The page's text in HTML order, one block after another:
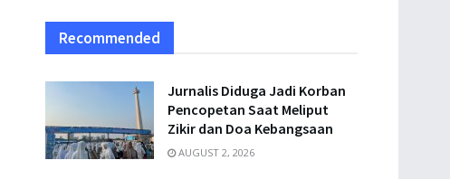
Recommended
Jurnalis Diduga Jadi Korban
Pencopetan Saat Meliput
Zikir dan Doa Kebangsaan
AUGUST 2, 2026